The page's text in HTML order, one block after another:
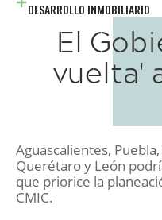
DESARROLLO INMOBILIARIO
El
vuelta'
Aguascalientes,
Querétaro y León
que priorice la
CMIC.